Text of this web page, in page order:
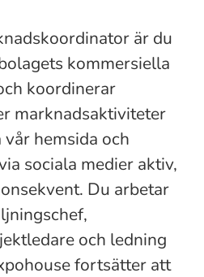
är du
kommersiella
koordinerar
marknadsaktiviteter
hemsida och
sociala medier aktiv,
Du arbetar
och ledning
fortsätter att